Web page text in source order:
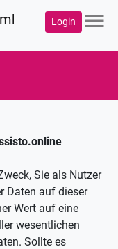
Login menu
Sie als Nutzer
Daten auf dieser
Wert auf eine
wesentlichen
Sollte es